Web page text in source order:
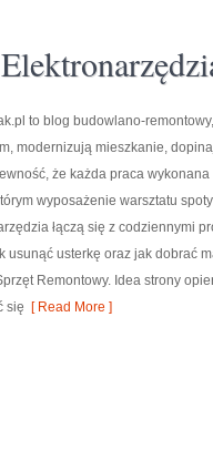
to blog budowlano-
modernizują mieszkanie,
że każda praca
wyposażenie warsztatu
łączą się z codziennymi
usunąć usterkę oraz jak dobrać
Remontowy. Idea strony
się [ Read More ]